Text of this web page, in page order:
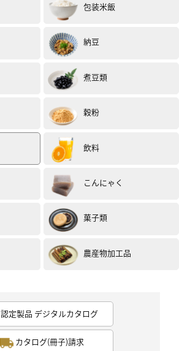
包装米飯
納豆
煮豆類
穀粉
飲料
こんにゃく
菓子類
農産物加工品
認定製品 デジタルカタログ
カタログ(冊子)請求